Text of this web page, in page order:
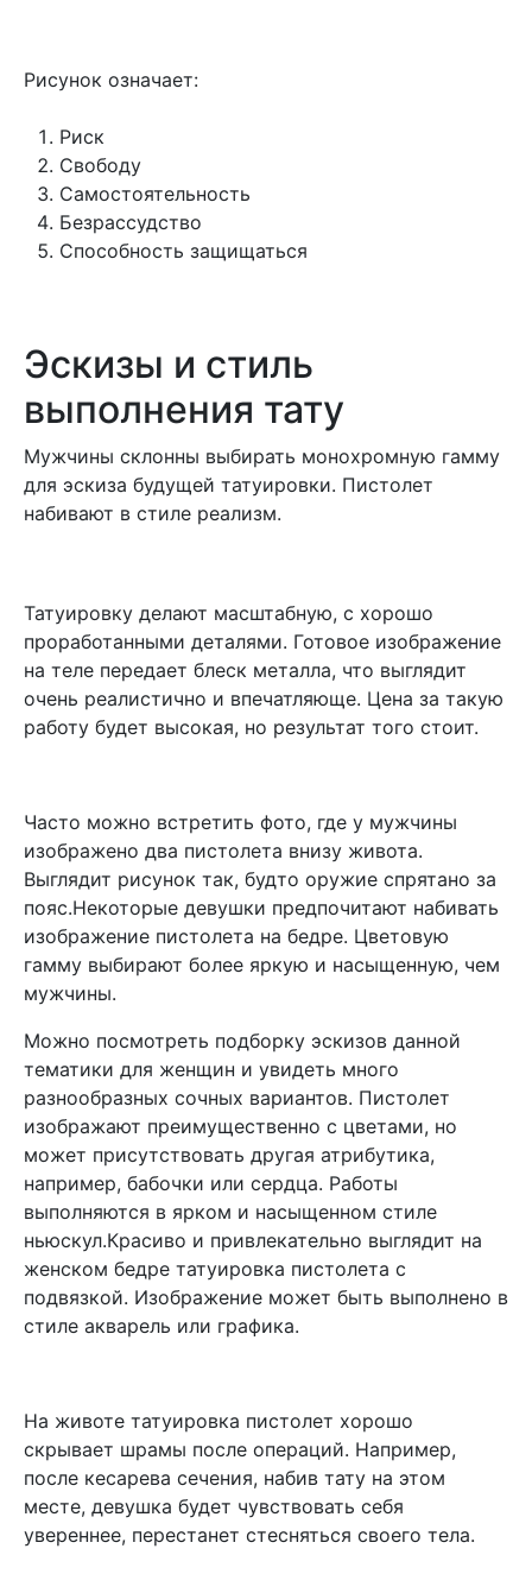
Рисунок означает:
Риск
Свободу
Самостоятельность
Безрассудство
Способность защищаться
Эскизы и стиль
выполнения тату
Мужчины склонны выбирать монохромную гамму
для эскиза будущей татуировки. Пистолет
набивают в стиле реализм.
Татуировку делают масштабную, с хорошо
проработанными деталями. Готовое изображение
на теле передает блеск металла, что выглядит
очень реалистично и впечатляюще. Цена за такую
работу будет высокая, но результат того стоит.
Часто можно встретить фото, где у мужчины
изображено два пистолета внизу живота.
Выглядит рисунок так, будто оружие спрятано за
пояс.Некоторые девушки предпочитают набивать
изображение пистолета на бедре. Цветовую
гамму выбирают более яркую и насыщенную, чем
мужчины.
Можно посмотреть подборку эскизов данной
тематики для женщин и увидеть много
разнообразных сочных вариантов. Пистолет
изображают преимущественно с цветами, но
может присутствовать другая атрибутика,
например, бабочки или сердца. Работы
выполняются в ярком и насыщенном стиле
ньюскул.Красиво и привлекательно выглядит на
женском бедре татуировка пистолета с
подвязкой. Изображение может быть выполнено в
стиле акварель или графика.
На животе татуировка пистолет хорошо
скрывает шрамы после операций. Например,
после кесарева сечения, набив тату на этом
месте, девушка будет чувствовать себя
увереннее, перестанет стесняться своего тела.